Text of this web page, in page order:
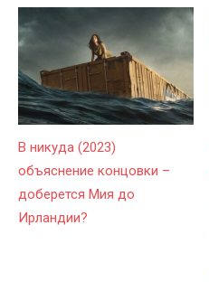
В никуда (2023)
объяснение концовки –
доберется Мия до
Ирландии?